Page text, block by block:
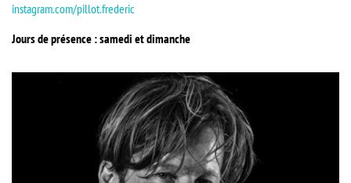
instagram.com/pillot.frederic
Jours de présence : samedi et dimanche